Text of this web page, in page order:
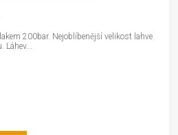
200bar. Nejoblíbenější velikost lahve
Láhev...